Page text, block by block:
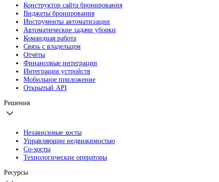
Конструктор сайта бронирования
Виджеты бронирования
Инструменты автоматизации
Автоматические задачи уборки
Командная работа
Связь с владельцем
Отчёты
Финансовые интеграции
Интеграции устройств
Мобильное приложение
Открытый API
Решения
Независимые хосты
Управляющие недвижимостью
Со-хосты
Технологические операторы
Ресурсы